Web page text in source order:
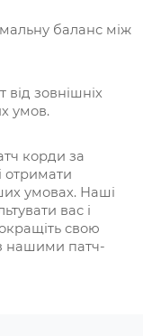
баланс між
від зовнішніх
умов.
корди за
отримати
умовах. Наші
вас і
свою
нашими патч-